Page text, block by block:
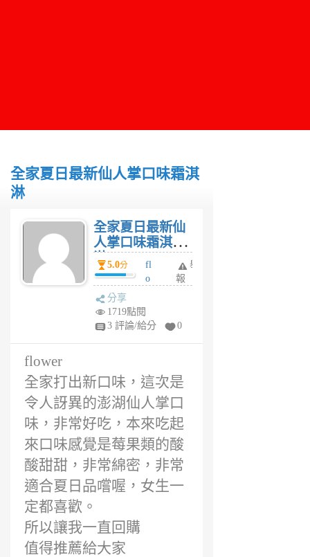
全家夏日最新仙人掌口味霜淇
淋
全家夏日最新仙
人掌口味霜淇
淋5.0分
fl
o
6
舉
報
分享
1719點閱
3 評論/給分
0
flower
全家打出新口味，這次是
令人訝異的澎湖仙人掌口
味，非常好吃，本來吃起
來口味感覺是莓果類的酸
酸甜甜，非常綿密，非常
適合夏日品嚐喔，女生一
定都喜歡。
所以讓我一直回購
值得推薦給大家